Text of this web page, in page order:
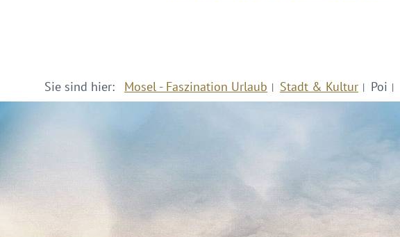
Sie sind hier: Mosel - Faszination Urlaub Stadt & Kultur Poi